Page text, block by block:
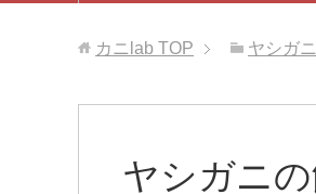
カニlab TOP ヤシガニ
ヤシガニ